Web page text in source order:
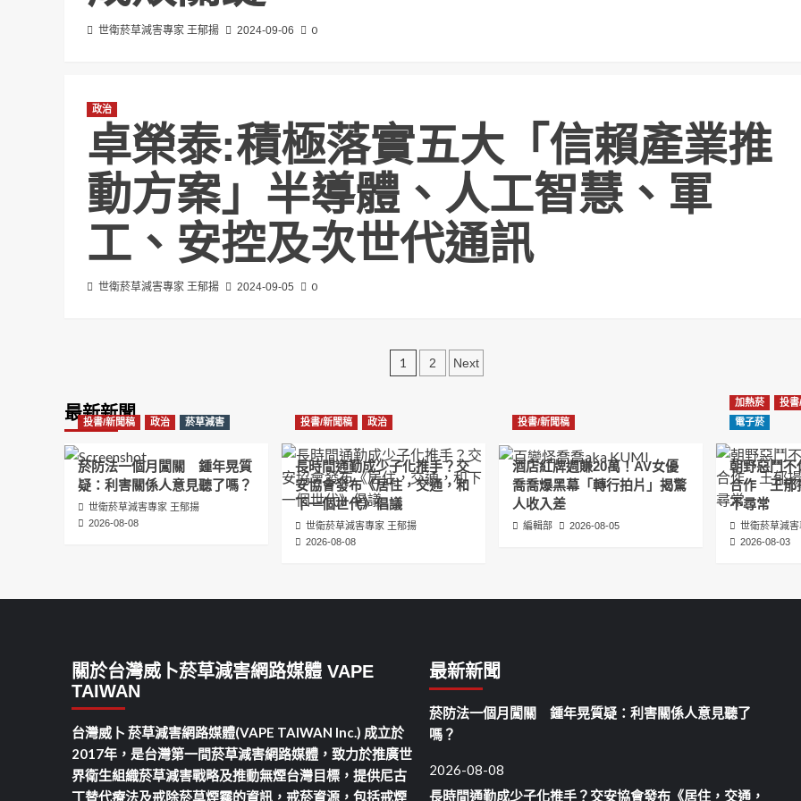
世衛菸草減害專家 王郁揚 2024-09-06 0
政治
卓榮泰:積極落實五大「信賴產業推
動方案」半導體、人工智慧、軍
工、安控及次世代通訊
世衛菸草減害專家 王郁揚 2024-09-05 0
文
分
頁
1 2 Next
最新新聞
投書/新聞稿 政治 菸草減害
菸防法一個月闖關 鍾年晃質
疑：利害關係人意見聽了嗎？
世衛菸草減害專家 王郁揚
2026-08-08
投書/新聞稿 政治
長時間通勤成少子化推手？交
安協會發布《居住，交通，和
下一個世代》倡議
世衛菸草減害專家 王郁揚
2026-08-08
投書/新聞稿
酒店紅牌週賺20萬！AV女優
喬喬爆黑幕「轉行拍片」揭驚
人收入差
編輯部 2026-08-05
加熱菸 投書
電子菸
朝野惡鬥不
合作 王郁
不尋常
世衛菸草減
2026-08-03
關於台灣威卜菸草減害網路媒體 VAPE
TAIWAN
台灣威卜 菸草減害網路媒體(VAPE TAIWAN Inc.) 成立於
2017年，是台灣第一間菸草減害網路媒體，致力於推廣世
界衛生組織菸草減害戰略及推動無煙台灣目標，提供尼古
丁替代療法及戒除菸草煙霧的資訊，戒菸資源，包括戒煙
最新新聞
菸防法一個月闖關 鍾年晃質疑：利害關係人意見聽了
嗎？
2026-08-08
長時間通勤成少子化推手？交安協會發布《居住，交通，